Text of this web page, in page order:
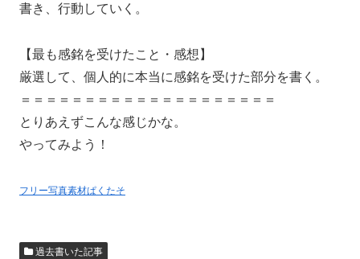
書き、行動していく。
【最も感銘を受けたこと・感想】
厳選して、個人的に本当に感銘を受けた部分を書く。
＝＝＝＝＝＝＝＝＝＝＝＝＝＝＝＝＝＝＝＝
とりあえずこんな感じかな。
やってみよう！
フリー写真素材ぱくたそ
過去書いた記事